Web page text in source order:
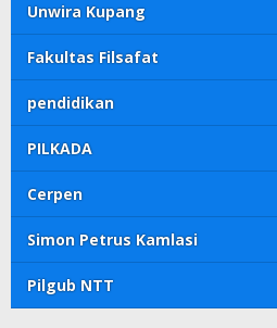
Unwira Kupang
Fakultas Filsafat
pendidikan
PILKADA
Cerpen
Simon Petrus Kamlasi
Pilgub NTT